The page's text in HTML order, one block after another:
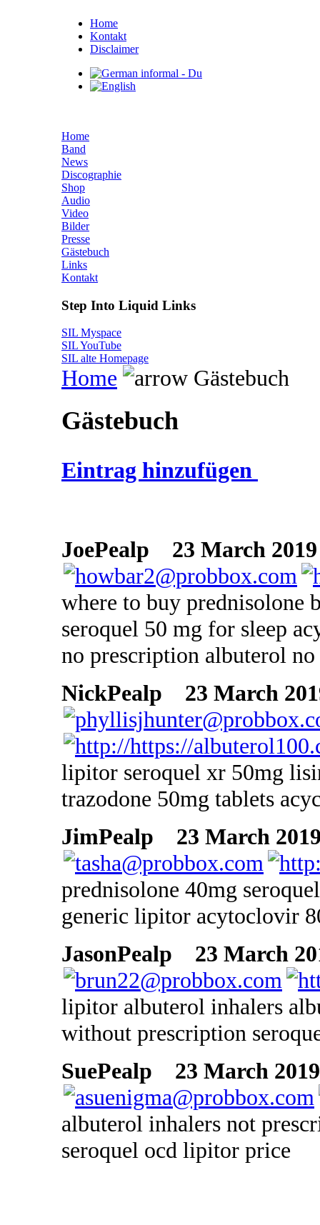
Home
Kontakt
Disclaimer
Home
Band
News
Discographie
Shop
Audio
Video
Bilder
Presse
Gästebuch
Links
Kontakt
Step Into Liquid Links
SIL Myspace
SIL YouTube
SIL alte Homepage
Home Gästebuch
Gästebuch
Eintrag hinzufügen
JoePealp 23 March
where to buy prednisolone
seroquel 50 mg for sleep
no prescription albuterol
NickPealp
23 March
lipitor seroquel xr 50mg
trazodone 50mg tablets
JimPealp
23 March
prednisolone 40mg
generic lipitor acytoclovir
JasonPealp
23 March
lipitor albuterol inhalers
without prescription
SuePealp
23 March
albuterol inhalers not
seroquel ocd lipitor price